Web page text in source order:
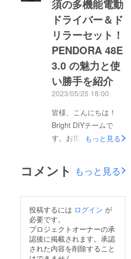
Hanboost Cutter 2.0
のレビュー記事が掲載
されましたのでご紹介
いたします。とても分
かりやすい記事になっ
ていますので、お悩み
の方はぜひ参考にして
ビュー記事はこちら
▼https://www.gizmod
o.jp/article/machi-ya-
review-945549-
pju/machi-ya価格での
け！プロジェクト終了
後のお問い合わせが増
えていますので、ご興
味のある方はぜひ期間
中のお買い逃しがない
ジェクト終了を迎える
ことが出来ました。早
速皆様のリターンを
2023年07月末にお届
けできるよう準備を始
めております！皆様に
ご満足いただけるリ
ターンをお届けできる
よう、全力で取り組ん
で参りますので引き続
き、「電動ドライ
バー・ドリラーセット
3.0】」をよろしくお
チーム
須の多機能電動
ドライバー＆ド
リラーセット！
PENDORA 48E
3.0 の魅力と使
い勝手を紹介
2023/05/25 18:00
皆様、こんにちは！
Bright DIYチームで
す。お世話になってお
「PENDORA 48E
3.0」の特徴となぜこ
PENDORA 48E 3.0
は、家庭内のDIYタス
クに必要な機能を備え
た多機能な電動ドライ
もっと見る
コメント もっと見る
投稿するには ログイン が
必要です。
プロジェクトオーナーの承
認後に掲載されます。承認
された内容を削除すること